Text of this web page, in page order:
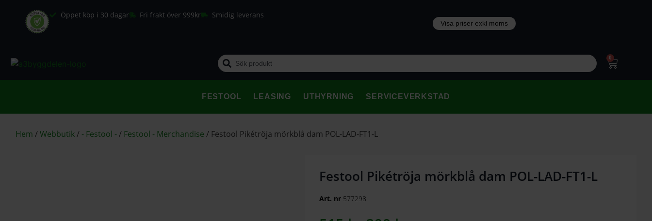
Öppet köp i 30 dagar Fri frakt över 999kr Smidig leverans
0
FESTOOL LEASING UTHYRNING SERVICEVERKSTAD
Hem /Webbutik/ - Festool -/ Festool - Merchandise / Festool Pikétröja mörkblå dam POL-LAD-FT1-L
Festool Pikétröja mörkblå dam POL-LAD-FT1-L
Art. nr 577298